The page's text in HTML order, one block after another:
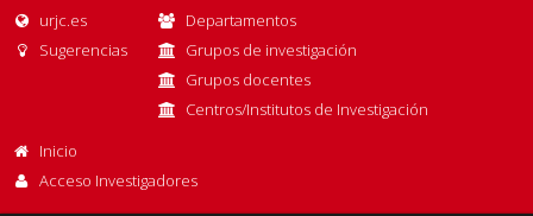
urjc.es
Sugerencias
Departamentos
Grupos de investigación
Grupos docentes
Centros/Institutos de Investigación
Inicio
Acceso Investigadores